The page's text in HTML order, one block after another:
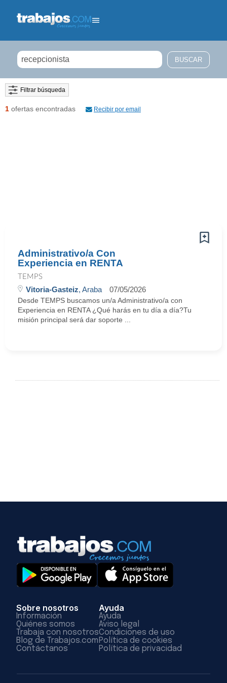
Filtrar búsqueda
1 ofertas encontradas Recibir por email
Administrativo/a Con
Experiencia en RENTA
TEMPS
Vitoria-Gasteiz, Araba 07/05/2026
Desde TEMPS buscamos un/a Administrativo/a con
Experiencia en RENTA ¿Qué harás en tu día a día?Tu
misión principal será dar soporte ...
Sobre nosotros
Información
Quiénes somos
Trabaja con nosotros
Blog de Trabajos.com
Contáctanos
Ayuda
Ayuda
Aviso legal
Condiciones de uso
Política de cookies
Política de privacidad